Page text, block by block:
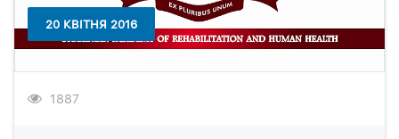
20 КВІТНЯ 2016
1887